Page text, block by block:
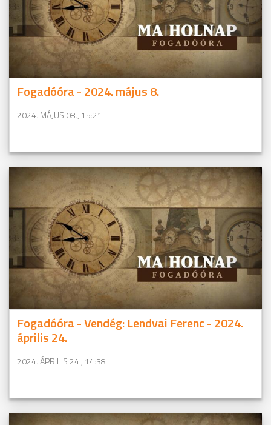
Fogadóóra - 2024. május 8.
2024. MÁJUS 08., 15:21
Fogadóóra - Vendég: Lendvai Ferenc - 2024.
április 24.
2024. ÁPRILIS 24., 14:38